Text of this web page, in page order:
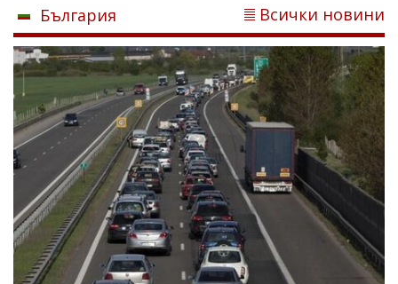
България Всички новини